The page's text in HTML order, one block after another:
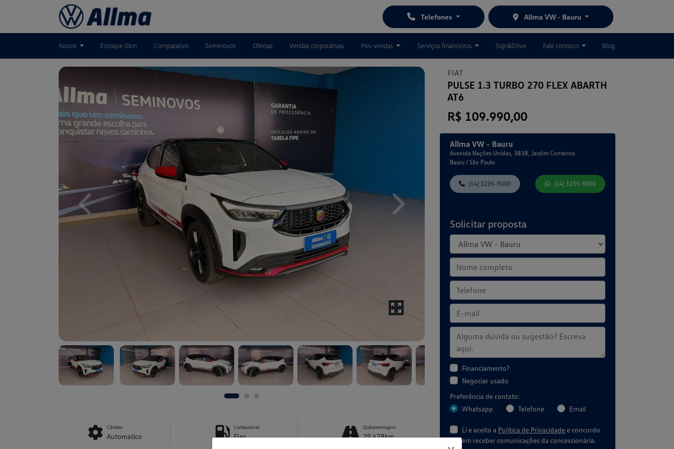
Telefones Allma VW - Bauru
Novos Estoque 0km Comparativo Seminovos Ofertas Vendas corporativas Pós-vendas Serviços financeiros Sign&Drive Fale conosco Blog
FIAT
PULSE 1.3 TURBO 270 FLEX ABARTH
AT6
R$ 109.990,00
Allma VW - Bauru
Avenida Nações Unidas, 3838, Jardim Contorno
Bauru / São Paulo
(14) 3235-9000 (14) 3235-9000
Solicitar proposta
Financiamento?
Negociar usado
Preferência de contato:
Whatsapp
Telefone Email
Li e aceito a Política de Privacidadee concordo
em receber comunicações da concessionária.
Previous Next
Câmbio
Automatico
Combustível
Flex
Quilometragem
29.428km